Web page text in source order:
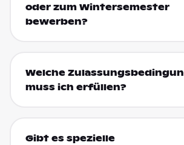
oder zum Wintersemester
bewerben?
Welche
muss ich erfüllen?
Gibt es spezielle